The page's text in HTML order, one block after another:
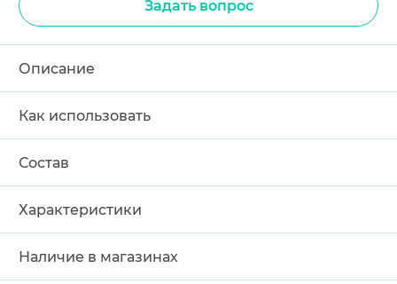
Задать вопрос
Описание
Как использовать
Состав
Характеристики
Наличие в магазинах